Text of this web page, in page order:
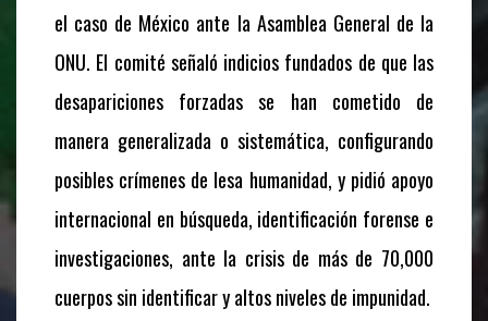
el caso de México ante la Asamblea General de la
ONU. El comité señaló indicios fundados de que las
desapariciones forzadas se han cometido de
manera generalizada o sistemática, configurando
posibles crímenes de lesa humanidad, y pidió apoyo
internacional en búsqueda, identificación forense e
investigaciones, ante la crisis de más de 70,000
cuerpos sin identificar y altos niveles de impunidad.